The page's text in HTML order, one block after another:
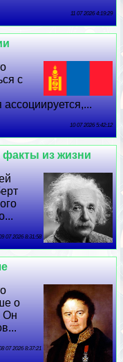
11 07 2026 4:19:29
с
10 07 2026 5:42:12
из жизни
07 2026 8:31:58
о
Он
07 2026 8:37:21